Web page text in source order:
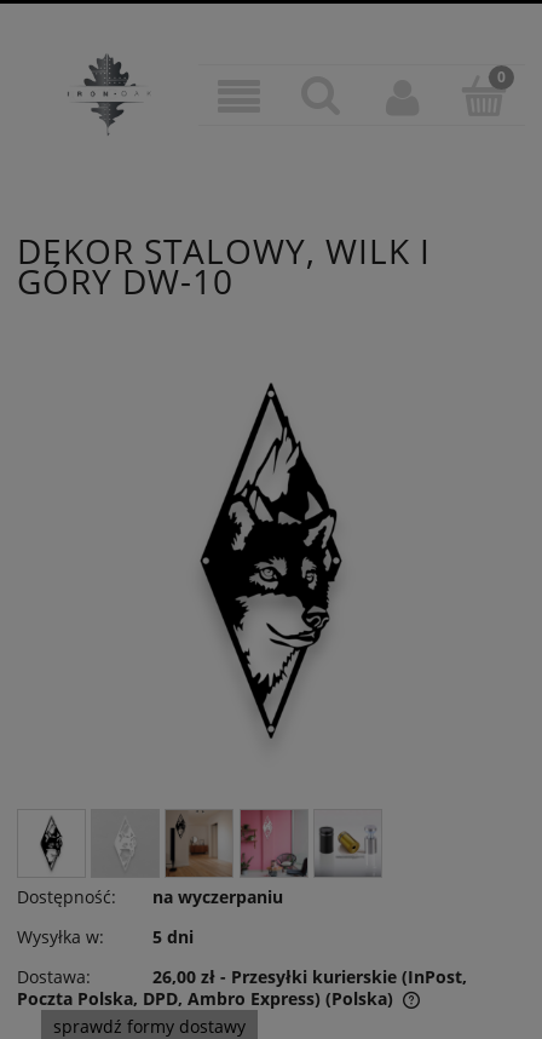
DEKOR STALOWY, WILK I
GÓRY DW-10
Dostępność:
na wyczerpaniu
Wysyłka w:
5 dni
Dostawa:
26,00 zł - Przesyłki kurierskie (InPost,
Poczta Polska, DPD, Ambro Express) (Polska)
Cena nie zawiera ewentualnych kosztów płatności
sprawdź formy dostawy